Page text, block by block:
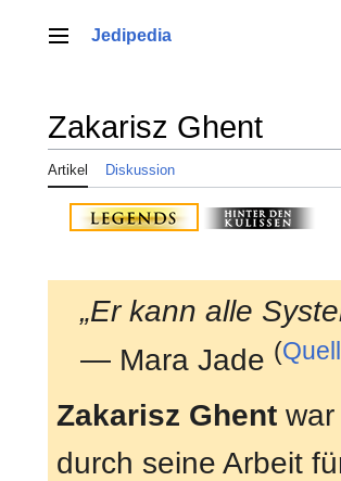
springenHauptmenü
Jedipedia
Zakarisz Ghent
Artikel Diskussion
„Er kann alle
— Mara Jade (
Zakarisz Ghent
durch seine Arbeit